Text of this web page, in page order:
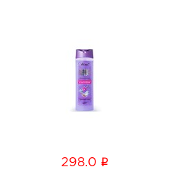
298.0 i